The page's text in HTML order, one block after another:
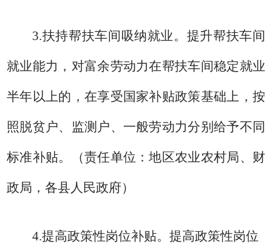
3.扶持帮扶车间吸纳就业。 提升帮扶车间
就业能力，对富余劳动力在帮扶车间稳定就业
半年以上的，在享受国家补贴政策基础上，按
照脱贫户、监测户、一般劳动力分别给予不同
标准补贴。 （责任单位：地区农业农村局、财
政局，各县人民政府）
4.提高政策性岗位补贴。提高政策性岗位